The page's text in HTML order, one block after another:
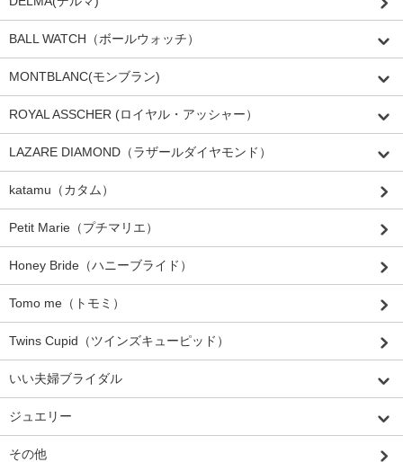
BALL WATCH（ボールウォッチ）
MONTBLANC(モンブラン)
ROYAL ASSCHER (ロイヤル・アッシャー）
LAZARE DIAMOND（ラザールダイヤモンド）
katamu（カタム）
Petit Marie（プチマリエ）
Honey Bride（ハニーブライド）
Tomo me（トモミ）
Twins Cupid（ツインズキューピッド）
いい夫婦ブライダル
ジュエリー
その他